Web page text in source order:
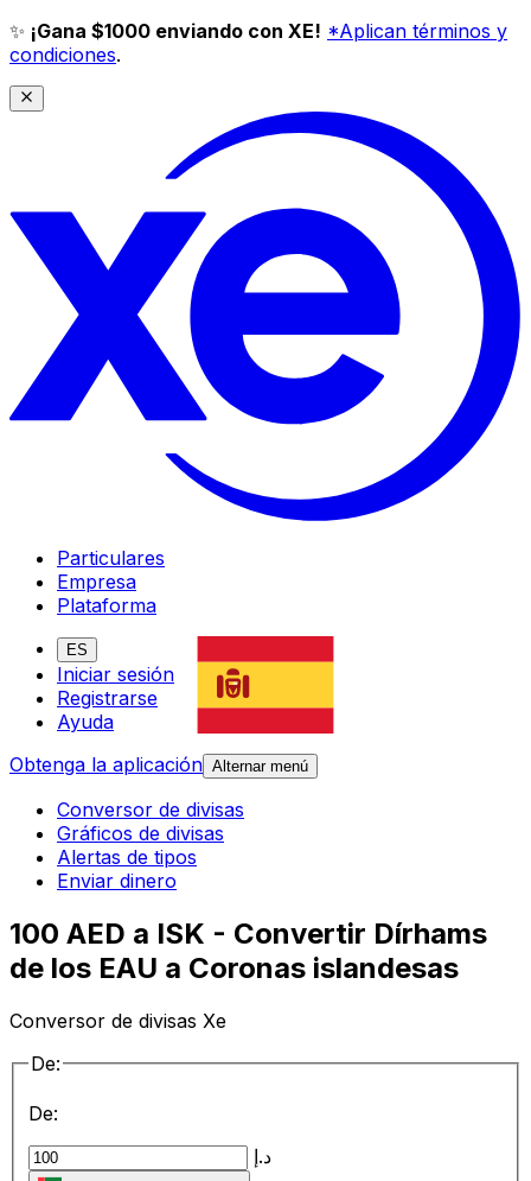
✨ ¡Gana $1000 enviando con XE! *Aplican términos y
condiciones.
Particulares
Empresa
Plataforma
ES
Iniciar sesión
Registrarse
Ayuda
Obtenga la aplicación Alternar menú
Conversor de divisas
Gráficos de divisas
Alertas de tipos
Enviar dinero
100 AED a ISK - Convertir Dírhams
de los EAU a Coronas islandesas
Conversor de divisas Xe
De:
De:
د.إ